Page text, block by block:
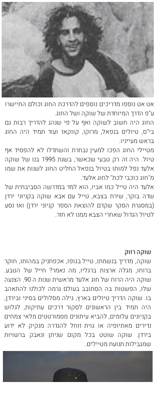
אט אט נוספו מדריכים נוספים להדרכת החוג וכולם התיישרו
ע''פ הדרך המיוחדת של שוקה ושל החוג.
החוג היה חשוב לשוקה ואף על פי שנהג להדריך רבות גם
בי''ס, טיולים בנפאל, מרוקו, קווקאז ועוד תמיד היה החוג
בראש מעייניו.
מטיילי החוג הפכו למעין נבחרת והשתדלו לא להפסיד אף
טיול. היה זה רק טבעי שכאשר, בשנת 1995 בנו של שוקה
אלעד נפל למותו בטיול בנפאל החליט החוג לשנות את שמו
מ''חוג כוכבי לכת'' לחוג אלעד.
אלעד היה טייל כמו אביו, הוא למד במדרשה הסביבתית של
שדה בוקר, שירת בצבא, טייל עם אבא שוקה בקניוני ירדן
(במסגרת הסקר שקדם להוצאת הספר קניוני ירדן) ואז נסע
לטיול הגדול שאחרי הצבא ממנו לא חזר.
שוקה רווק
שוקה, מדריך בנשמתו, טייל בגופו, אכפתניק במהותו, חוקר
ברוחו, מגלה ארצות ברגליו, מה נאמר? חייל של הטבע.
שוקה היה הרוח של חוג אלעד מראשית שנות ה 90. הצנעה
שלו, הפשטות בה הסתובב בעולם גרמה לכולנו להתאהב
בו. שוקה הדריך טיולים בארץ, גילה מסלולים בסיני ובירדן,
היה תמיד בין הראשונים לסקור דרכים עתיקות, לגלוש
בקניונים עלומים, להביא עיתונים מסמורטטים מלאי צמחים
נדירים מאתיופיה או גוית זוחל להגדרה מנקיק לא ידוע
בירדן. שוקה שוטט בכל מקום שניתן ונאבק ברשויות
שמגבילות תנועת מטיילים.